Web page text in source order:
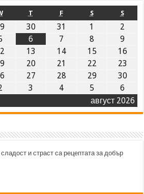
август 2026
T F S S
30 31 1
2
6 7 8
9
13 14 15
16
20 21 22
23
27 28 29
30
3 4 5 6
сладост и страст са рецептата за добър